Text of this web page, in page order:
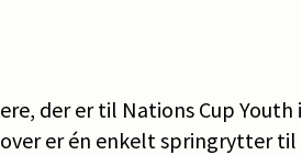
der er til Nations Cup Youth i
er én enkelt springrytter til